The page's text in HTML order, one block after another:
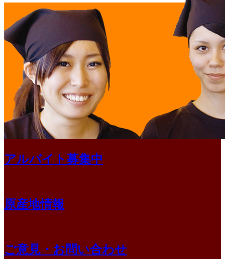
アルバイト募集中
原産地情報
ご意見・お問い合わせ